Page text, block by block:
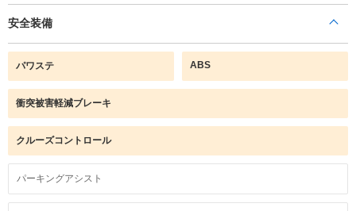
安全装備
パワステ ABS
衝突被害軽減ブレーキ
クルーズコントロール
パーキングアシスト